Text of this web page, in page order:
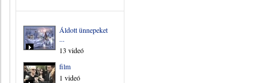
Áldott ünnepeket
...
13 videó
film
1 videó